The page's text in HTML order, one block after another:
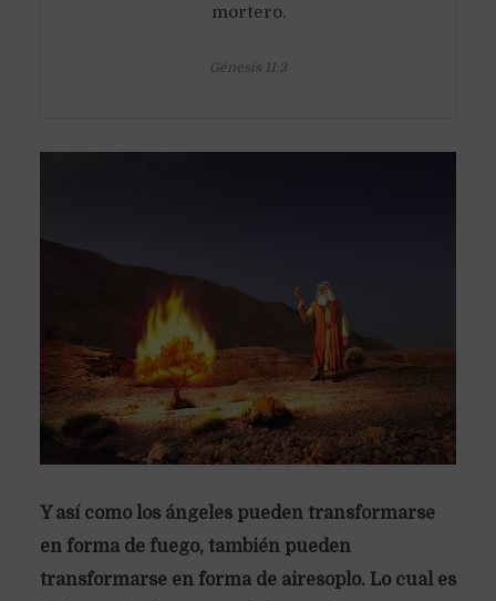
mortero.
Génesis 11:3
Y así como los ángeles pueden transformarse
en forma de fuego, también pueden
transformarse en forma de airesoplo. Lo cual es